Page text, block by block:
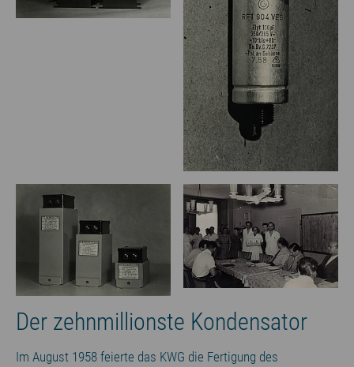
Der zehnmillionste Kondensator
Im August 1958 feierte das KWG die Fertigung des